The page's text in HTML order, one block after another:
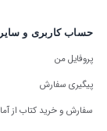
حساب کاربری و
پروفایل من
پیگیری سفارش
سفارش و خرید کتاب از